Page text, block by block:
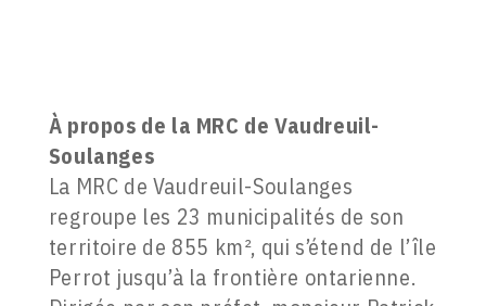
À propos de la MRC de Vaudreuil-
Soulanges
La MRC de Vaudreuil-Soulanges
regroupe les 23 municipalités de son
territoire de 855 km², qui s’étend de l’île
Perrot jusqu’à la frontière ontarienne.